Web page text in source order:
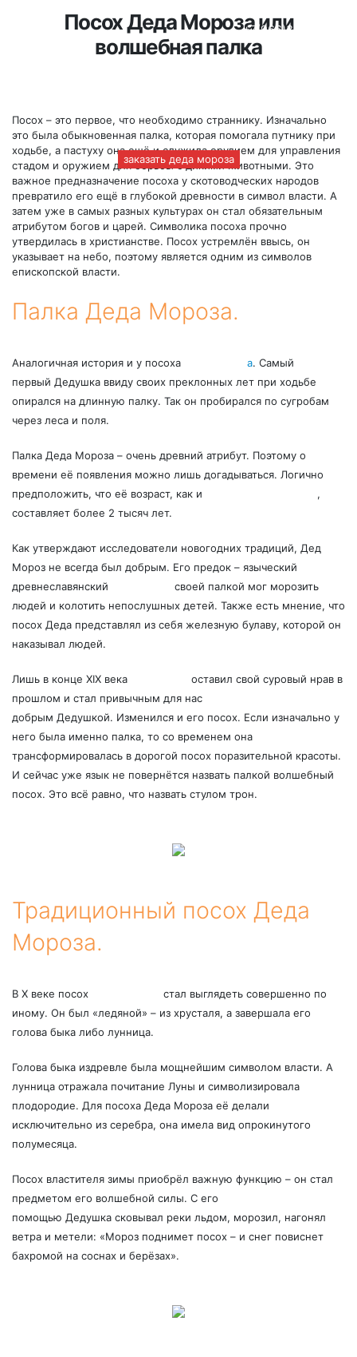
+7(966)335-55-37
заказать деда мороза
Посох Деда Мороза или
волшебная палка
Посох – это первое, что необходимо страннику. Изначально
это была обыкновенная палка, которая помогала путнику при
ходьбе, а пастуху она ещё и служила орудием для управления
стадом и оружием для борьбы с дикими животными. Это
важное предназначение посоха у скотоводческих народов
превратило его ещё в глубокой древности в символ власти. А
затем уже в самых разных культурах он стал обязательным
атрибутом богов и царей. Символика посоха прочно
утвердилась в христианстве. Посох устремлён ввысь, он
указывает на небо, поэтому является одним из символов
епископской власти.
Палка Деда Мороза.
Аналогичная история и у посоха а. Самый
первый Дедушка ввиду своих преклонных лет при ходьбе
опирался на длинную палку. Так он пробирался по сугробам
через леса и поля.
Палка Деда Мороза – очень древний атрибут. Поэтому о
времени её появления можно лишь догадываться. Логично
предположить, что её возраст, как и
,
составляет более 2 тысяч лет.
Как утверждают исследователи новогодних традиций, Дед
Мороз не всегда был добрым. Его предок – языческий
древнеславянский
своей палкой мог морозить
людей и колотить непослушных детей. Также есть мнение, что
посох Деда представлял из себя железную булаву, которой он
наказывал людей.
Лишь в конце XIX века
оставил свой суровый нрав в
прошлом и стал привычным для нас
добрым Дедушкой. Изменился и его посох. Если изначально у
него была именно палка, то со временем она
трансформировалась в дорогой посох поразительной красоты.
И сейчас уже язык не повернётся назвать палкой волшебный
посох. Это всё равно, что назвать стулом трон.
Традиционный посох Деда
Мороза.
В Х веке посох
стал выглядеть совершенно по
иному. Он был «ледяной» – из хрусталя, а завершала его
голова быка либо лунница.
Голова быка издревле была мощнейшим символом власти. А
лунница отражала почитание Луны и символизировала
плодородие. Для посоха Деда Мороза её делали
исключительно из серебра, она имела вид опрокинутого
полумесяца.
Посох властителя зимы приобрёл важную функцию – он стал
предметом его волшебной силы. С его
помощью Дедушка сковывал реки льдом, морозил, нагонял
ветра и метели: «Мороз поднимет посох – и снег повиснет
бахромой на соснах и берёзах».